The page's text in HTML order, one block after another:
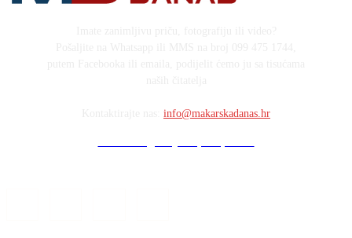
info@makarskadanas.hr